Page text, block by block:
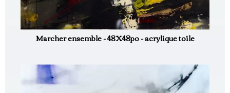
Marcher ensemble - 48X48po - acrylique toile